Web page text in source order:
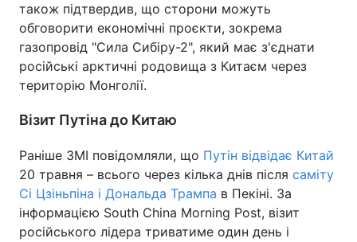
також підтвердив, що сторони можуть
обговорити економічні проєкти, зокрема
газопровід "Сила Сибіру-2", який має з'єднати
російські арктичні родовища з Китаєм через
територію Монголії.
Візит Путіна до Китаю
Раніше ЗМІ повідомляли, що Путін відвідає Китай
20 травня – всього через кілька днів після саміту
Сі Цзіньпіна і Дональда Трампа в Пекіні. За
інформацією South China Morning Post, візит
російського лідера триватиме один день і